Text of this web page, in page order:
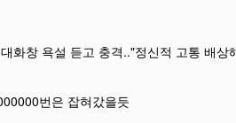
번은 잡혀갔을듯